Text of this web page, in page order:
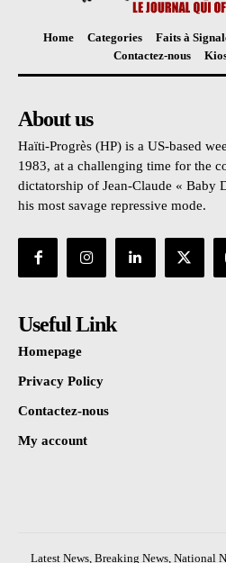
Home Categories Faits à
Contactez-nous
About us
Haïti-Progrès (HP) is a US-based
1983, at a challenging time for the
dictatorship of Jean-Claude « Baby
his most savage repressive mode.
Useful Link
Homepage
Privacy Policy
Contactez-nous
My account
Latest News, Breaking News, National